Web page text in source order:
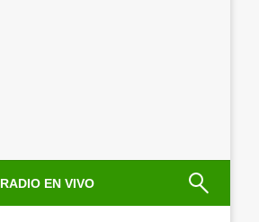
RADIO EN VIVO